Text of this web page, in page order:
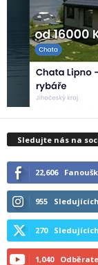
Sledujte nás na
22,606
955 Sledujících
270 Sledujících
1,040